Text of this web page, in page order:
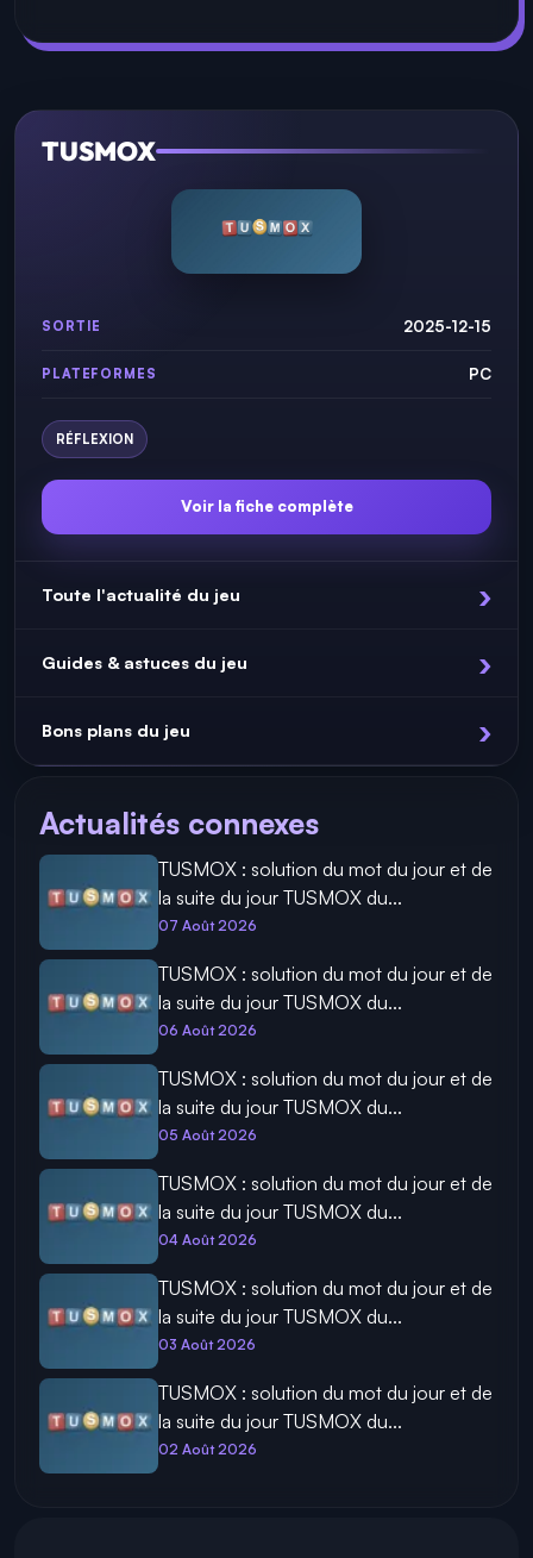
TUSMOX
SORTIE 2025-12-15
PLATEFORMES PC
RÉFLEXION
Voir la fiche complète
Toute l'actualité du jeu
Guides & astuces du jeu
Bons plans du jeu
Actualités connexes
TUSMOX : solution du mot du jour et de
la suite du jour TUSMOX du...
07 Août 2026
TUSMOX : solution du mot du jour et de
la suite du jour TUSMOX du...
06 Août 2026
TUSMOX : solution du mot du jour et de
la suite du jour TUSMOX du...
05 Août 2026
TUSMOX : solution du mot du jour et de
la suite du jour TUSMOX du...
04 Août 2026
TUSMOX : solution du mot du jour et de
la suite du jour TUSMOX du...
03 Août 2026
TUSMOX : solution du mot du jour et de
la suite du jour TUSMOX du...
02 Août 2026